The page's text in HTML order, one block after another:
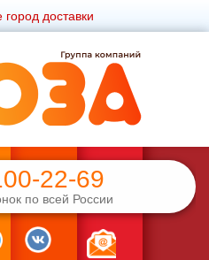
доставки
22-69
по всей России